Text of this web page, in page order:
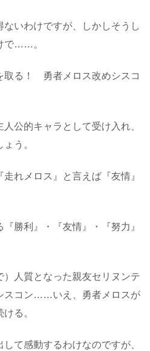
ないわけですが、しかしそうし
で……。
取る！ 勇者メロス改めシスコ
公的キャラとして受け入れ、
う。
れメロス』と言えば『友情』
勝利』・『友情』・『努力』
）人質となった親友セリヌンテ
スコン……いえ、勇者メロスが
る。
て感動するわけなのですが、